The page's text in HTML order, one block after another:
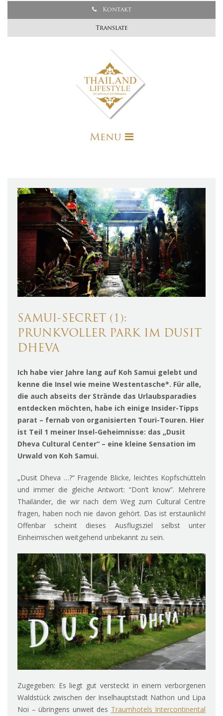
Kontakt
Translate
Menu
SAMUI-SECRET (1):
PRUNKVOLLER PARK IM DUSIT
DHEVA
Ich habe vier Jahre lang auf Koh Samui gelebt und
kenne die Insel wie meine Westentasche*. Für alle,
die auch abseits der Strände das Urlaubsparadies
entdecken möchten, habe ich einige Insider-Tipps
parat – fernab von organisierten Touri-Touren. Hier
ist Teil 1 meiner Insel-Geheimnisse: das „Dusit
Dheva Cultural Center“ – eine kleine Sensation im
Urwald von Koh Samui.
„Dusit Dheva …?“ Fragende Blicke, leichtes Kopfschütteln
und immer die gleiche Antwort: “Don’t know”. Mehrere
Thailänder, die wir nach dem Weg zum Cultural Centre
fragen, haben noch nie davon gehört. Das ist erstaunlich!
Offenbar scheint dieses Ausflugsziel selbst unter
Einheimischen weitgehend unbekannt zu sein.
Zugegeben: Es liegt gut versteckt in einem verborgenen
Waldstück zwischen der Inselhauptstadt Nathon und Lipa
Noi – übringens unweit des Traumhotels Intercontinental